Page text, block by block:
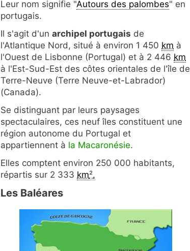
Leur nom signifie "Autours des palombes" en
portugais.
Il s'agit d'un archipel portugais de
l'Atlantique Nord, situé à environ 1 450 km à
l'Ouest de Lisbonne (Portugal) et à 2 446 km
à l'Est-Sud-Est des côtes orientales de l'île de
Terre-Neuve (Terre Neuve-et-Labrador)
(Canada).
Se distinguant par leurs paysages
spectaculaires, ces neuf îles constituent une
région autonome du Portugal et
appartiennent à la Macaronésie.
Elles comptent environ 250 000 habitants,
répartis sur 2 333 km².
Les Baléares